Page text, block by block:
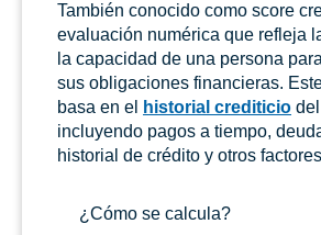
También conocido como score
evaluación numérica que refleja
la capacidad de una persona
sus obligaciones financieras.
basa en el
historial crediticio
incluyendo pagos a tiempo,
historial de crédito y otros
¿Cómo se calcula?